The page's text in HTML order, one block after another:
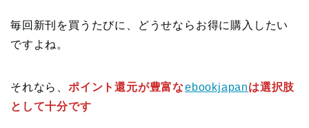
毎回新刊を買うたびに、どうせならお得に購入したい
ですよね。
それなら、 ポイント還元が豊富なebookjapanは選択肢
として十分です